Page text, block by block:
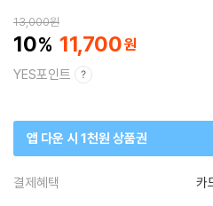
13,000원
10 11,700
YES포인트
앱 다운 시 1천원 상품권
결제혜택 카